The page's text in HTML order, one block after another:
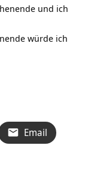
und ich
würde ich
Email